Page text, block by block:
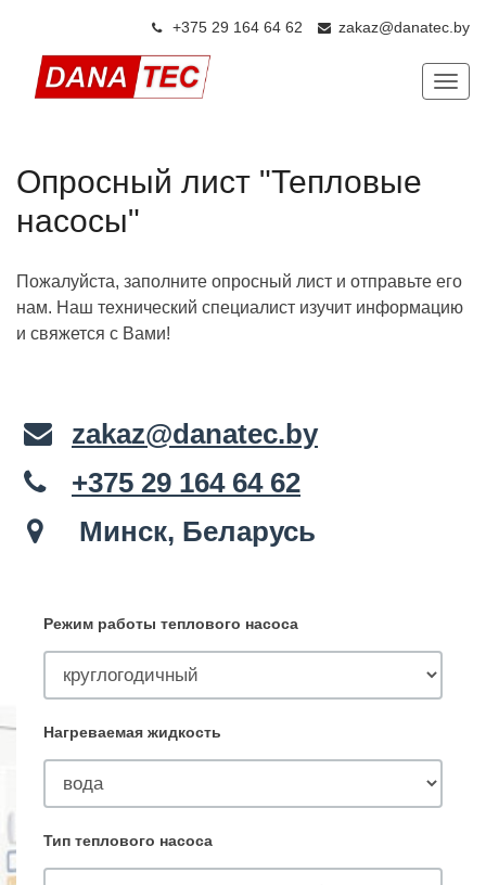
+375 29 164 64 62 zakaz@danatec.by
Опросный лист "Тепловые
насосы"
Пожалуйста, заполните опросный лист и отправьте его
нам. Наш технический специалист изучит информацию
и свяжется с Вами!
zakaz@danatec.by
+375 29 164 64 62
Минск, Беларусь
Режим работы теплового насоса
Нагреваемая жидкость
Тип теплового насоса